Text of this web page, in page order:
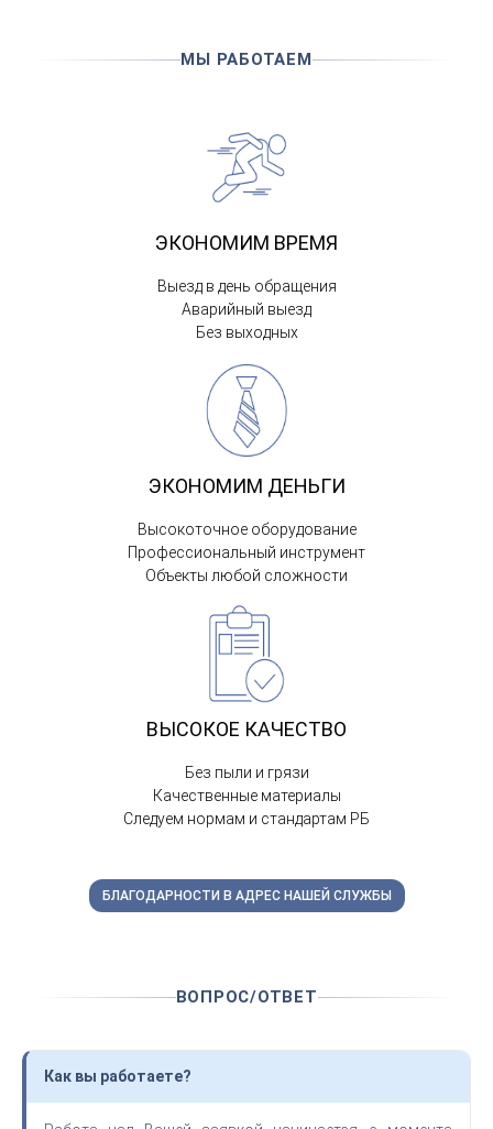
МЫ РАБОТАЕМ
ЭКОНОМИМ ВРЕМЯ
Выезд в день обращения
Аварийный выезд
Без выходных
ЭКОНОМИМ ДЕНЬГИ
Высокоточное оборудование
Профессиональный инструмент
Объекты любой сложности
ВЫСОКОЕ КАЧЕСТВО
Без пыли и грязи
Качественные материалы
Следуем нормам и стандартам РБ
БЛАГОДАРНОСТИ В АДРЕС НАШЕЙ СЛУЖБЫ
ВОПРОС/ОТВЕТ
Как вы работаете?